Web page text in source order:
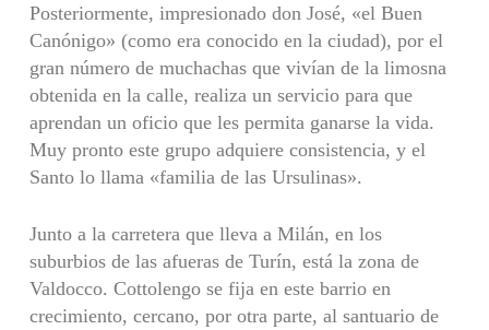
Posteriormente, impresionado don José, «el Buen
Canó­nigo» (como era conocido en la ciudad), por el
gran número de muchachas que vivían de la limosna
obtenida en la calle, realiza un servicio para que
aprendan un oficio que les permita ganarse la vida.
Muy pronto este grupo adquiere consistencia, y el
Santo lo llama «familia de las Ursulinas».
Junto a la carretera que lleva a Milán, en los
suburbios de las afueras de Turín, está la zona de
Valdocco. Cottolengo se fija en este barrio en
crecimiento, cercano, por otra parte, al santuario de